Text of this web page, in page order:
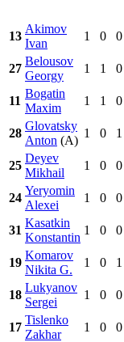
13
Akimov
Ivan
1 0 0
27
Belousov
Georgy
1 1 0
11
Bogatin
Maxim
1 1 0
28
Glovatsky
Anton (A)
1 0 1
25
Deyev
Mikhail
1 0 0
24
Yeryomin
Alexei
1 0 0
31
Kasatkin
Konstantin
1 0 0
19
Komarov
Nikita G.
1 0 1
18
Lukyanov
Sergei
1 0 0
17
Tislenko
Zakhar
1 0 0